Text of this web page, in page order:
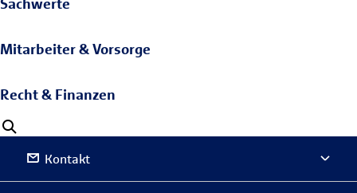
Mitarbeiter & Vorsorge
Recht & Finanzen
Kontakt